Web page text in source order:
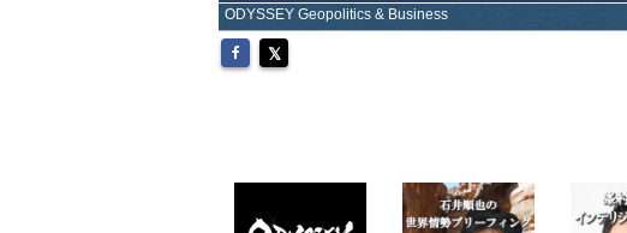
ODYSSEY Geopolitics & Business